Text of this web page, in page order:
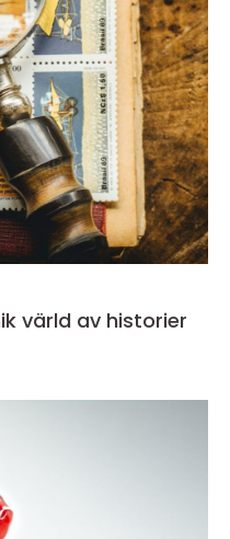
värld av historier